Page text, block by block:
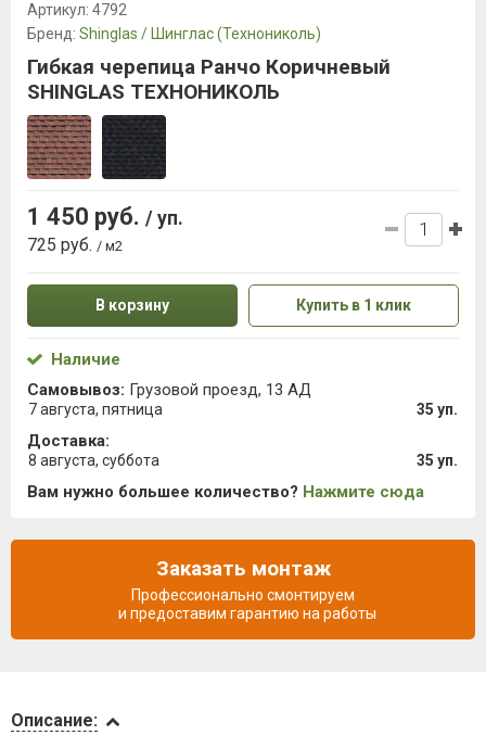
Описание:
Артикул: 4792
Бренд: Shinglas / Шинглас (Технониколь)
Гибкая черепица Ранчо Коричневый
SHINGLAS ТЕХНОНИКОЛЬ
1 450 руб. / уп.
725 руб. / м2
В корзину Купить в 1 клик
Наличие
Самовывоз: Грузовой проезд, 13 АД
7 августа, пятница 35 уп.
Доставка:
8 августа, суббота 35 уп.
Вам нужно большее количество? Нажмите сюда
Заказать монтаж
Профессионально смонтируем
и предоставим гарантию на работы